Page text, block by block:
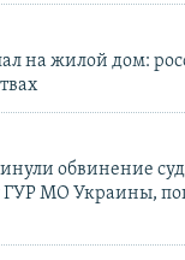
на жилой дом:
обвинение
ГУР МО Украины,